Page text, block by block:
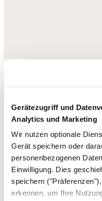
Gerätezugriff und
Analytics und Marketing
Wir nutzen optionale
Gerät speichern oder
personenbezogenen
Einwilligung. Dies
speichern
erkennen, um Ihre
Geflochtene
Leder
195,- €